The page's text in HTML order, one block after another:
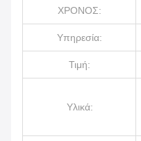
ΧΡΟΝΟΣ:
Υπηρεσία:
Τιμή:
Υλικά: